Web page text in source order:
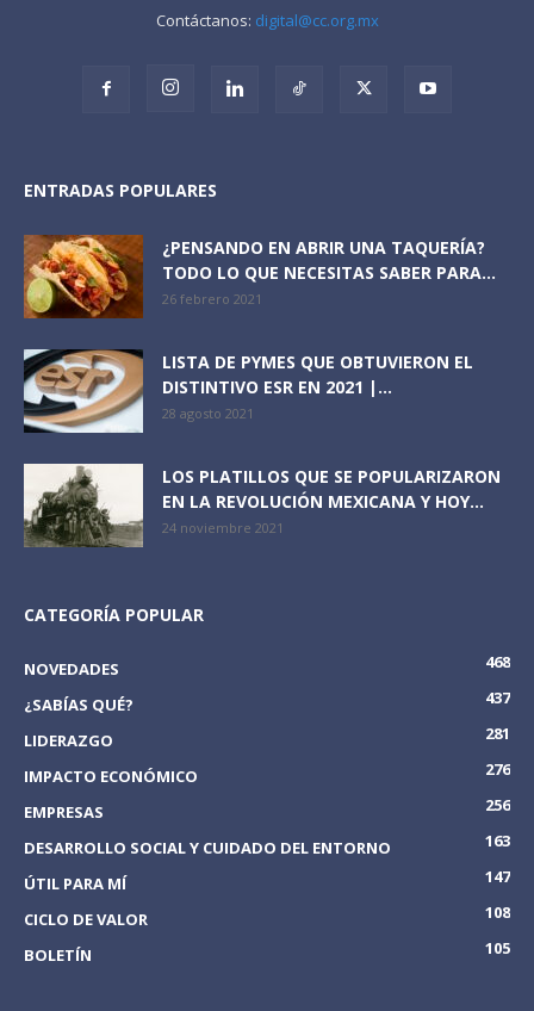
Contáctanos: digital@cc.org.mx
ENTRADAS POPULARES
¿PENSANDO EN ABRIR UNA TAQUERÍA?
TODO LO QUE NECESITAS SABER PARA...
26 febrero 2021
LISTA DE PYMES QUE OBTUVIERON EL
DISTINTIVO ESR EN 2021 |...
28 agosto 2021
LOS PLATILLOS QUE SE POPULARIZARON
EN LA REVOLUCIÓN MEXICANA Y HOY...
24 noviembre 2021
CATEGORÍA POPULAR
NOVEDADES
468
¿SABÍAS QUÉ?
437
LIDERAZGO
281
IMPACTO ECONÓMICO
276
EMPRESAS
256
DESARROLLO SOCIAL Y CUIDADO DEL ENTORNO
163
ÚTIL PARA MÍ
147
CICLO DE VALOR
108
BOLETÍN
105